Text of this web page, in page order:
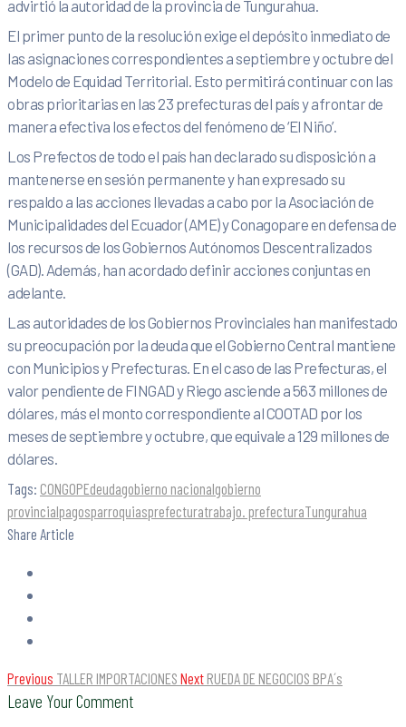
advirtió la autoridad de la provincia de Tungurahua.
El primer punto de la resolución exige el depósito inmediato de
las asignaciones correspondientes a septiembre y octubre del
Modelo de Equidad Territorial. Esto permitirá continuar con las
obras prioritarias en las 23 prefecturas del país y afrontar de
manera efectiva los efectos del fenómeno de ‘El Niño’.
Los Prefectos de todo el país han declarado su disposición a
mantenerse en sesión permanente y han expresado su
respaldo a las acciones llevadas a cabo por la Asociación de
Municipalidades del Ecuador (AME) y Conagopare en defensa de
los recursos de los Gobiernos Autónomos Descentralizados
(GAD). Además, han acordado definir acciones conjuntas en
adelante.
Las autoridades de los Gobiernos Provinciales han manifestado
su preocupación por la deuda que el Gobierno Central mantiene
con Municipios y Prefecturas. En el caso de las Prefecturas, el
valor pendiente de FINGAD y Riego asciende a 563 millones de
dólares, más el monto correspondiente al COOTAD por los
meses de septiembre y octubre, que equivale a 129 millones de
dólares.
Tags: CONGOPEdeudagobierno nacionalgobierno
provincialpagosparroquiasprefecturatrabajo. prefecturaTungurahua
Share Article
Previous TALLER IMPORTACIONES Next RUEDA DE NEGOCIOS BPA´s
Leave Your Comment